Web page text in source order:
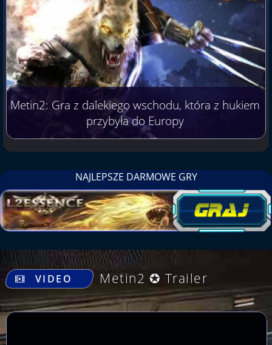
Metin2: Gra z dalekiego wschodu, która z hukiem
przybyła do Europy
NAJLEPSZE DARMOWE GRY
.
VIDEO
Metin2 ✪ Trailer